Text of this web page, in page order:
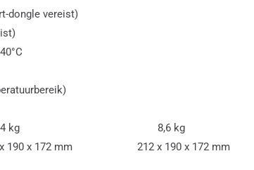
vereist)
8,6 kg
x 172 mm 212 x 190 x 172 mm